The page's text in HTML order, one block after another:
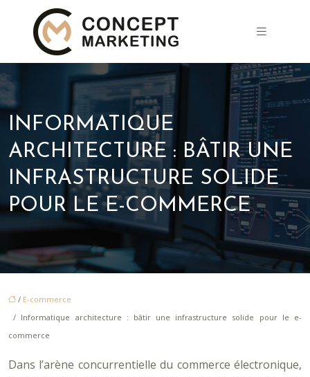
INFORMATIQUE
ARCHITECTURE : BÂTIR UNE
INFRASTRUCTURE SOLIDE
POUR LE E-COMMERCE
/ E-commerce
/ Informatique architecture : bâtir une infrastructure solide pour le e-
commerce
Dans l’arène concurrentielle du commerce électronique,